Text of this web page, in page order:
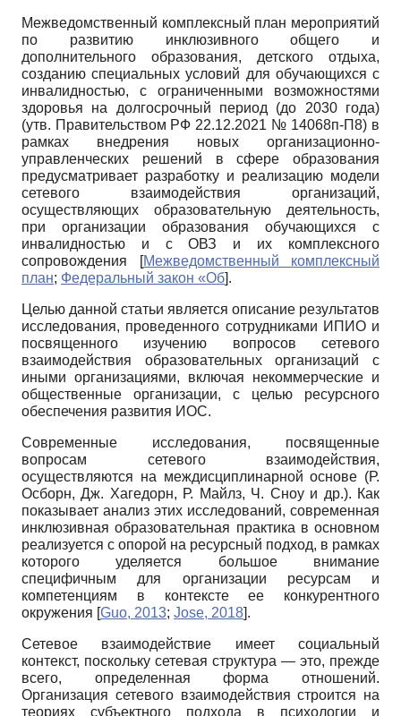
Межведомственный комплексный план мероприятий
по развитию инклюзивного общего и
дополнительного образования, детского отдыха,
созданию специальных условий для обучающихся с
инвалидностью, с ограниченными возможностями
здоровья на долгосрочный период (до 2030 года)
(утв. Правительством РФ 22.12.2021 № 14068п-П8) в
рамках внедрения новых организационно-
управленческих решений в сфере образования
предусматривает разработку и реализацию модели
сетевого взаимодействия организаций,
осуществляющих образовательную деятельность,
при организации образования обучающихся с
инвалидностью и с ОВЗ и их комплексного
сопровождения
[Межведомственный комплексный
план; Федеральный закон «Об].
Целью данной статьи является описание результатов
исследования, проведенного сотрудниками ИПИО и
посвященного изучению вопросов сетевого
взаимодействия образовательных организаций с
иными организациями, включая некоммерческие и
общественные организации, с целью ресурсного
обеспечения развития ИОС.
Современные исследования, посвященные
вопросам сетевого взаимодействия,
осуществляются на междисциплинарной основе (Р.
Осборн, Дж. Хагедорн, Р. Майлз, Ч. Сноу и др.). Как
показывает анализ этих исследований, современная
инклюзивная образовательная практика в основном
реализуется с опорой на ресурсный подход, в рамках
которого уделяется большое внимание
специфичным для организации ресурсам и
компетенциям в контексте ее конкурентного
окружения [Guo, 2013; Jose, 2018].
Сетевое взаимодействие имеет социальный
контекст, поскольку сетевая структура — это, прежде
всего, определенная форма отношений.
Организация сетевого взаимодействия строится на
теориях субъектного подхода в психологии и